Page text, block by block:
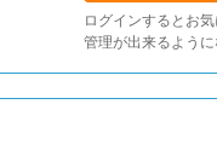
ログインするとお
管理が出来るよう